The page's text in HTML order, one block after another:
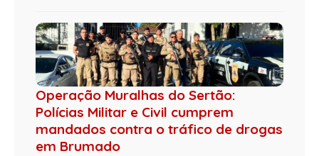
Operação Muralhas do Sertão:
Polícias Militar e Civil cumprem
mandados contra o tráfico de drogas
em Brumado